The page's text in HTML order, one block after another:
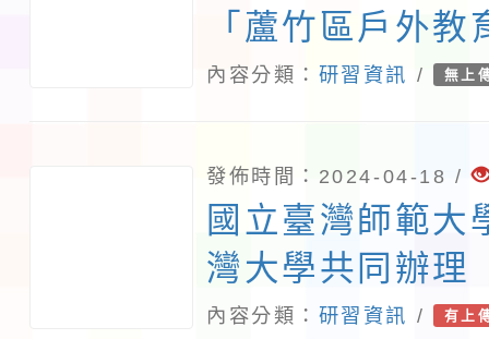
「蘆竹區戶外教
內容分類： 研習資訊 / 無上
發佈時間：2024-04-18 /
國立臺灣師範大
灣大學共同辦理
候變遷教育增能
內容分類： 研習資訊 / 有上